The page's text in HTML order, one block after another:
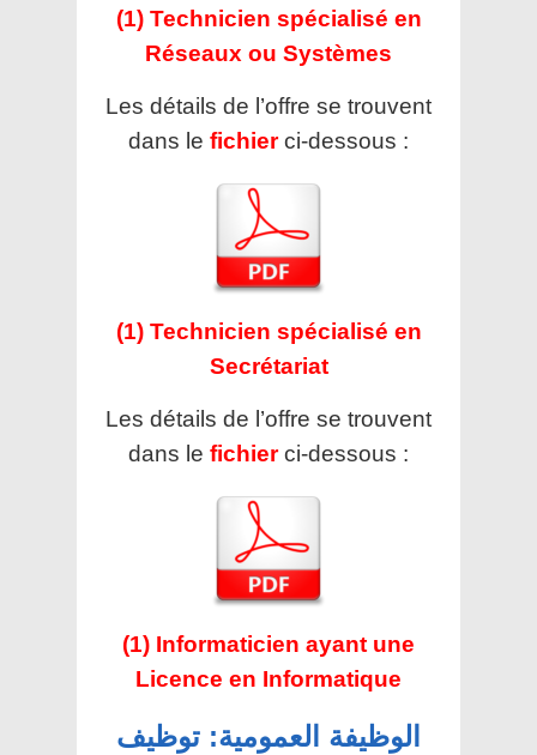
(1) Technicien spécialisé en
Réseaux ou Systèmes
Les détails de l’offre se trouvent
dans le fichier ci-dessous :
(1) Technicien spécialisé en
Secrétariat
Les détails de l’offre se trouvent
dans le fichier ci-dessous :
(1) Informaticien ayant une
Licence en Informatique
الوظيفة العمومية: توظيف